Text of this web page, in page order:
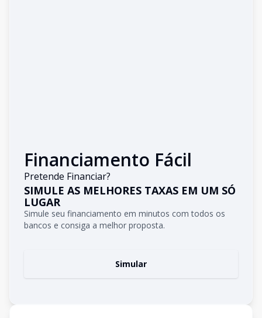
Financiamento Fácil
Pretende Financiar?
SIMULE AS MELHORES TAXAS EM UM SÓ
LUGAR
Simule seu financiamento em minutos com todos os
bancos e consiga a melhor proposta.
Simular